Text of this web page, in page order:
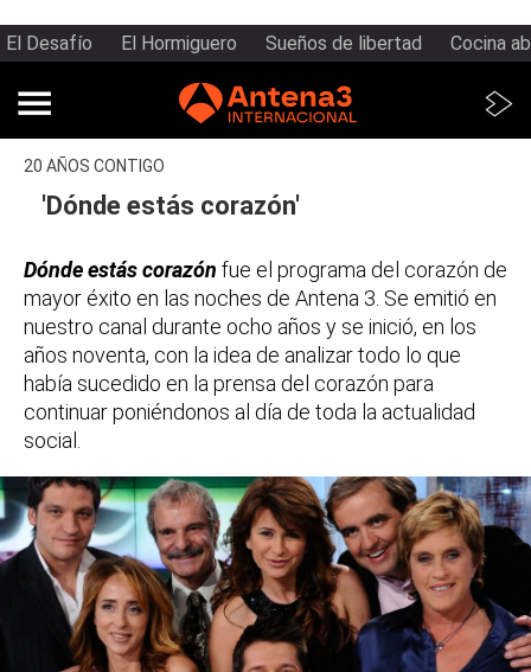
El Desafío El Hormiguero Sueños de libertad Cocina
20 AÑOS CONTIGO
'Dónde estás corazón'
Dónde estás corazón fue el programa del corazón de
mayor éxito en las noches de Antena 3. Se emitió en
nuestro canal durante ocho años y se inició, en los
años noventa, con la idea de analizar todo lo que
había sucedido en la prensa del corazón para
continuar poniéndonos al día de toda la actualidad
social.